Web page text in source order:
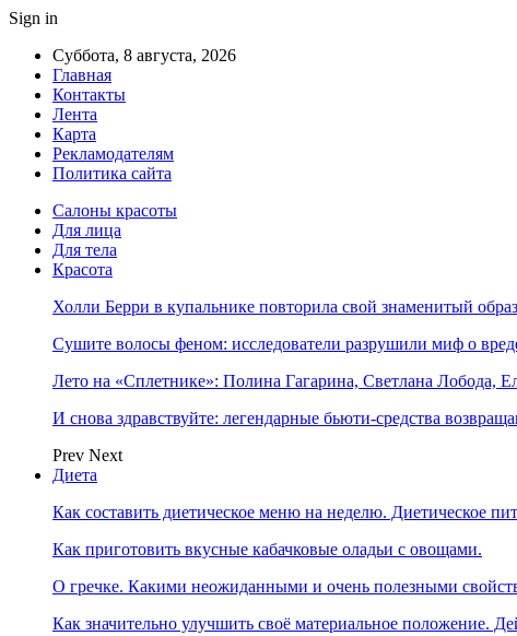
Sign in
Суббота, 8 августа, 2026
Главная
Контакты
Лента
Карта
Рекламодателям
Политика сайта
Салоны красоты
Для лица
Для тела
Красота
Холли Берри в купальнике повторила свой знаменитый
Сушите волосы феном: исследователи разрушили миф о
Лето на «Сплетнике»: Полина Гагарина, Светлана Лобода,
И снова здравствуйте: легендарные бьюти-средства
Prev Next
Диета
Как составить диетическое меню на неделю. Диетическое
Как приготовить вкусные кабачковые оладьи с овощами.
О гречке. Какими неожиданными и очень полезными
Как значительно улучшить своё материальное положение.